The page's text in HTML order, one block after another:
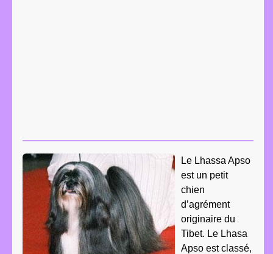
Le Lhassa Apso
est un petit
chien
d’agrément
originaire du
Tibet. Le Lhasa
Apso est classé,